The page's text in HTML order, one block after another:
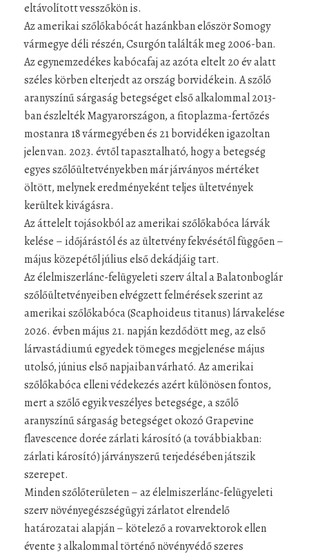
eltávolított vesszőkön is.
Az amerikai szőlőkabócát hazánkban először Somogy
vármegye déli részén, Csurgón találták meg 2006-ban.
Az egynemzedékes kabócafaj az azóta eltelt 20 év alatt
széles körben elterjedt az ország borvidékein. A szőlő
aranyszínű sárgaság betegséget első alkalommal 2013-
ban észlelték Magyarországon, a fitoplazma-fertőzés
mostanra 18 vármegyében és 21 borvidéken igazoltan
jelen van. 2023. évtől tapasztalható, hogy a betegség
egyes szőlőültetvényekben már járványos mértéket
öltött, melynek eredményeként teljes ültetvények
kerültek kivágásra.
Az áttelelt tojásokból az amerikai szőlőkabóca lárvák
kelése – időjárástól és az ültetvény fekvésétől függően –
május közepétől július első dekádjáig tart.
Az élelmiszerlánc-felügyeleti szerv által a Balatonboglár
szőlőültetvényeiben elvégzett felmérések szerint az
amerikai szőlőkabóca (Scaphoideus titanus) lárvakelése
2026. évben május 21. napján kezdődött meg, az első
lárvastádiumú egyedek tömeges megjelenése május
utolsó, június első napjaiban várható. Az amerikai
szőlőkabóca elleni védekezés azért különösen fontos,
mert a szőlő egyik veszélyes betegsége, a szőlő
aranyszínű sárgaság betegséget okozó Grapevine
flavescence dorée zárlati károsító (a továbbiakban:
zárlati károsító) járványszerű terjedésében játszik
szerepet.
Minden szőlőterületen – az élelmiszerlánc-felügyeleti
szerv növényegészségügyi zárlatot elrendelő
határozatai alapján – kötelező a rovarvektorok ellen
évente 3 alkalommal történő növényvédő szeres